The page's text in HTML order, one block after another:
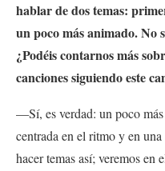
hablar de dos temas:
un poco más animado. No
¿Podéis contarnos más
canciones siguiendo este
—Sí, es verdad: un poco
centrada en el ritmo y en
hacer temas así; veremos en